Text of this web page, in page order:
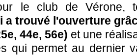
le club de Vérone,
a trouvé l'ouverture
44e, 56e) et une
qui permet au dernier